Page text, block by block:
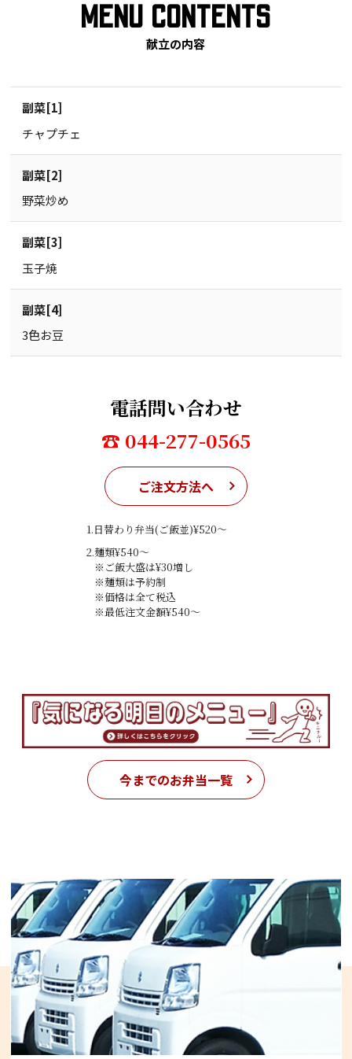
MENU CONTENTS
献立の内容
副菜[1]
チャプチェ
副菜[2]
野菜炒め
副菜[3]
玉子焼
副菜[4]
3色お豆
電話問い合わせ
☎ 044-277-0565
ご注文方法へ
1.日替わり弁当(ご飯並)¥520〜
2.麺類¥540〜
※ご飯大盛は¥30増し
※麺類は予約制
※価格は全て税込
※最低注文金額¥540〜
今までのお弁当一覧